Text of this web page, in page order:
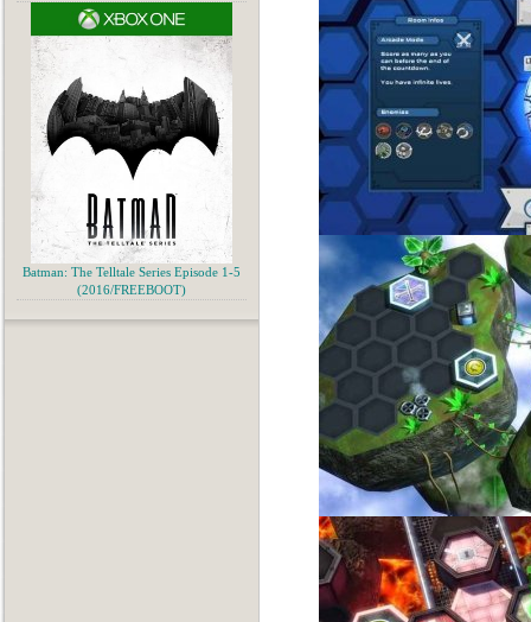
Batman: The Telltale Series Episode 1-5
(2016/FREEBOOT)